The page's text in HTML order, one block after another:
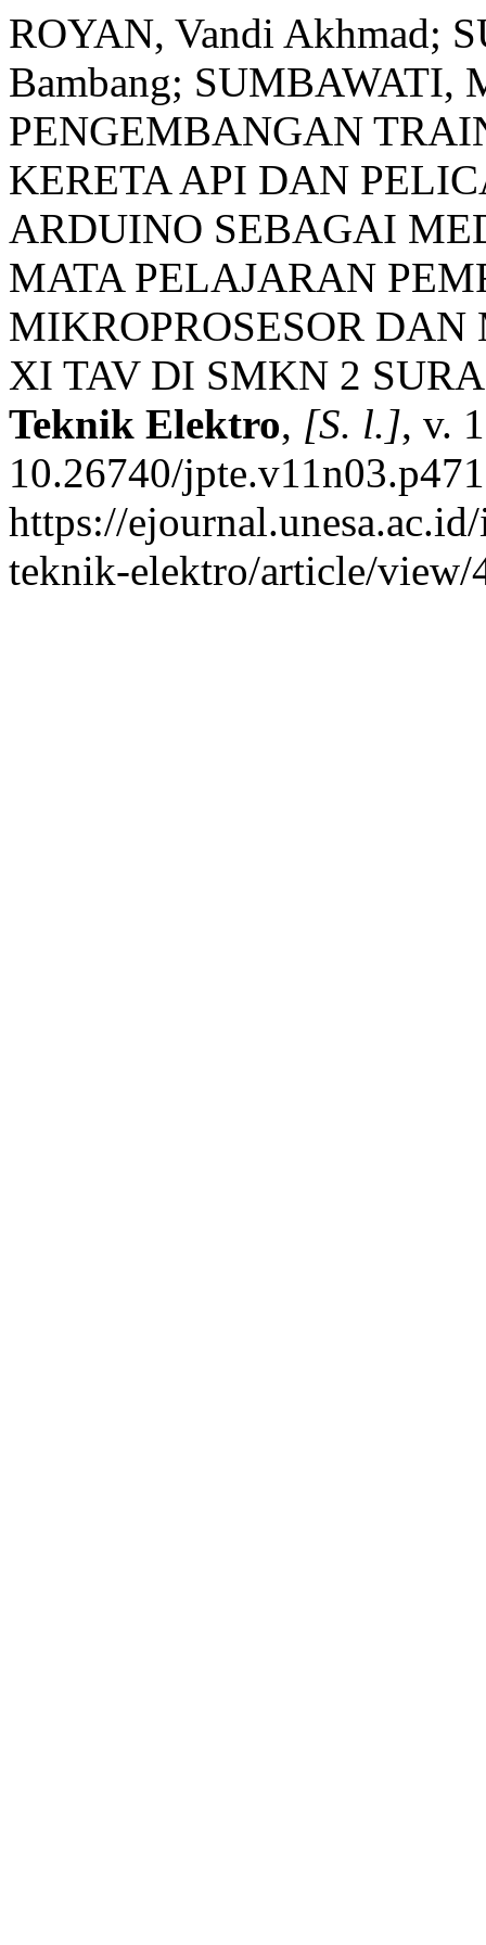
ROYAN, Vandi Akhmad;
Bambang; SUMBAWATI,
PENGEMBANGAN
KERETA API DAN
ARDUINO SEBAGAI
MATA PELAJARAN
MIKROPROSESOR
XI TAV DI SMKN 2
Teknik Elektro, [S. l.], v.
10.26740/
https://
teknik-elektro/article/view/